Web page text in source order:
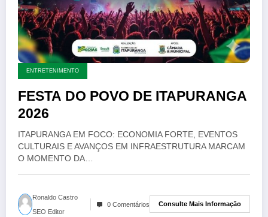
ENTRETENIMENTO
FESTA DO POVO DE ITAPURANGA
2026
ITAPURANGA EM FOCO: ECONOMIA FORTE, EVENTOS
CULTURAIS E AVANÇOS EM INFRAESTRUTURA MARCAM
O MOMENTO DA…
Ronaldo Castro
SEO Editor
0 Comentários Consulte Mais Informação